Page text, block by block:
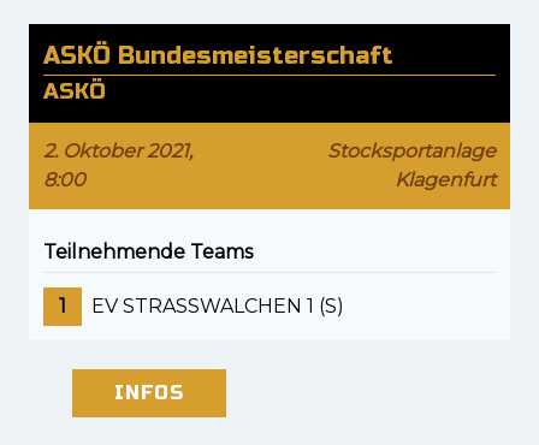
ASKÖ Bundesmeisterschaft
ASKÖ
2. Oktober 2021,
8:00
Stocksportanlage
Klagenfurt
Teilnehmende Teams
1 EV STRASSWALCHEN 1 (S)
INFOS